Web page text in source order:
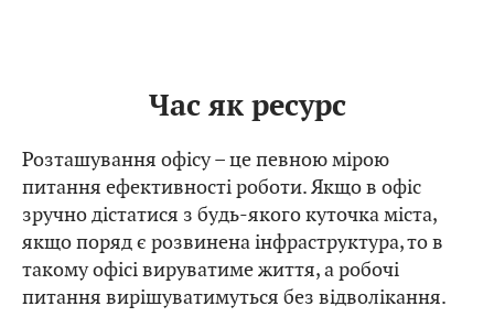
Час як ресурс
Розташування офісу – це певною мірою
питання ефективності роботи. Якщо в офіс
зручно дістатися з будь-якого куточка міста,
якщо поряд є розвинена інфраструктура, то в
такому офісі вируватиме життя, а робочі
питання вирішуватимуться без відволікання.